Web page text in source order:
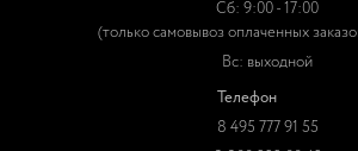
Сб: 9:00 - 17:00
(только самовывоз оплаченных
Вс: выходной
Телефон
8 495 777 91 55